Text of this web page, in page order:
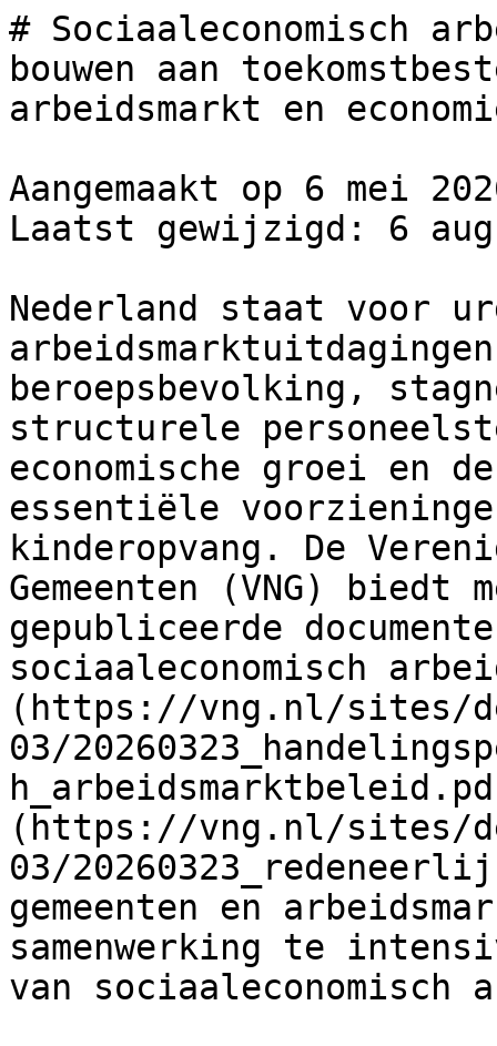
# Sociaaleconomisch
bouwen aan
arbeidsmarkt en
Aangemaakt op 6 mei
Laatst gewijzigd: 6
Nederland staat voor
beroepsbevolking,
structurele
economische groei en
essentiële
kinderopvang. De
Gemeenten (VNG) biedt
gepubliceerde
sociaaleconomisch
(https://vng.nl/sites/
03/
(https://vng.nl/sites/
03/
gemeenten en
samenwerking te
van sociaaleconomisch